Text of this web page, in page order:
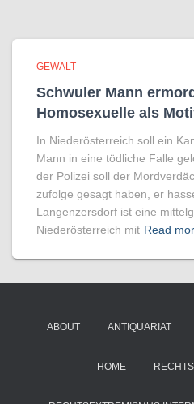
GEWALT
Schwuler Mann
Homo­sexuelle als
In Niederösterreich soll ein
Mann in eine tödliche Falle
der Polizei soll der
zufolge gesagt haben, er
Langenzersdorf ist eine
Niederösterreich mit Read
ABOUT ANTIQUARIAT
HOME